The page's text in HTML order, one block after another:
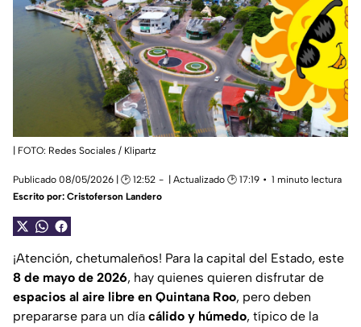
| FOTO: Redes Sociales / Klipartz
Publicado 08/05/2026 | 🕑 12:52 | Actualizado 🕑 17:19
1 minuto lectura
Escrito por: Cristoferson Landero
¡Atención, chetumaleños! Para la capital del Estado, este
8 de mayo de 2026, hay quienes quieren disfrutar de
espacios al aire libre en Quintana Roo, pero deben
prepararse para un día cálido y húmedo, típico de la